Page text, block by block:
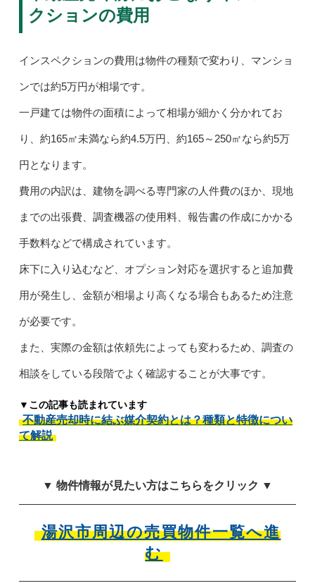
クションの費用
インスペクションの費用は物件の種類で変わり、マンショ
ンでは約5万円が相場です。
一戸建ては物件の面積によって相場が細かく分かれてお
り、約165㎡未満なら約4.5万円、約165～250㎡なら約5万
円となります。
費用の内訳は、建物を調べる専門家の人件費のほか、現地
までの出張費、調査機器の使用料、報告書の作成にかかる
手数料などで構成されています。
床下に入り込むなど、オプション対応を選択すると追加費
用が発生し、金額が相場より高くなる場合もあるため注意
が必要です。
また、実際の金額は依頼先によっても変わるため、調査の
相談をしている段階でよく確認することが大事です。
▼この記事も読まれています
不動産売却時に結ぶ媒介契約とは？種類と特徴につい
て解説
▼ 物件情報が見たい方はこちらをクリック ▼
湯沢市周辺の売買物件一覧へ進
む